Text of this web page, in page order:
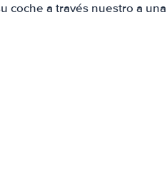
coche a través nuestro a una